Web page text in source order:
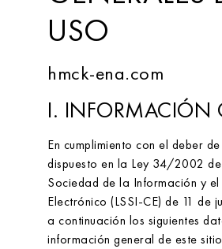
USO
hmck-ena.com
I. INFORMACIÓN
En cumplimiento con el deber
dispuesto en la Ley 34/2002
Sociedad de la Información y
Electrónico (LSSI-CE) de 11 de
a continuación los siguientes
información general de este